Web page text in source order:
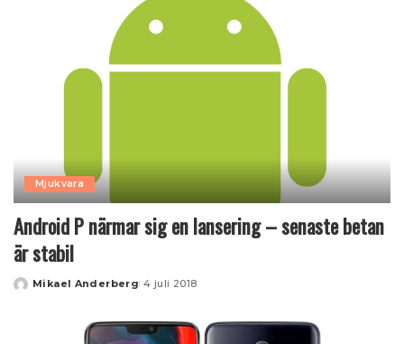
Mjukvara
Android P närmar sig en lansering – senaste betan
är stabil
Posted
Mikael Anderberg 4 juli 2018